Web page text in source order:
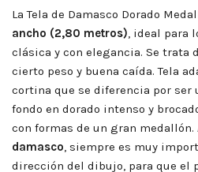
La Tela de Damasco Dorado
ancho (2,80 metros), ideal para
clásica y con elegancia. Se trata
cierto peso y buena caída. Tela
cortina que se diferencia por ser
fondo en dorado intenso y
con formas de un gran medallón.
damasco, siempre es muy
dirección del dibujo, para que el